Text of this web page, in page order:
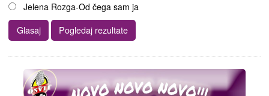
Jelena Rozga-Od čega sam ja